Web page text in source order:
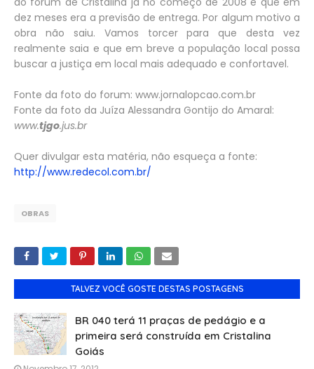
dez meses era a previsão de entrega. Por algum motivo a
obra não saiu. Vamos torcer para que desta vez
realmente saia e que em breve a população local possa
buscar a justiça em local mais adequado e confortavel.
Fonte da foto do forum: www.jornalopcao.com.br
Fonte da foto da Juíza Alessandra Gontijo do Amaral:
www.tjgo.jus.br
Quer divulgar esta matéria, não esqueça a fonte:
http://www.redecol.com.br/
OBRAS
TALVEZ VOCÊ GOSTE DESTAS POSTAGENS
BR 040 terá 11 praças de pedágio e a
primeira será construída em Cristalina
Goiás